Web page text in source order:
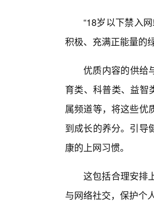
“18岁以下禁入
积极、充满正能量的
优质内容的供给
育类、科普类、益智
属频道等，将这些优
到成长的养分。引导
康的上网习惯。
这包括合理安排
与网络社交，保护个